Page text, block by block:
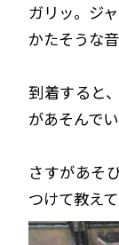
ガリッ。ジャ
かたそうな
到着すると
があそんで
さすがあそ
つけて教え